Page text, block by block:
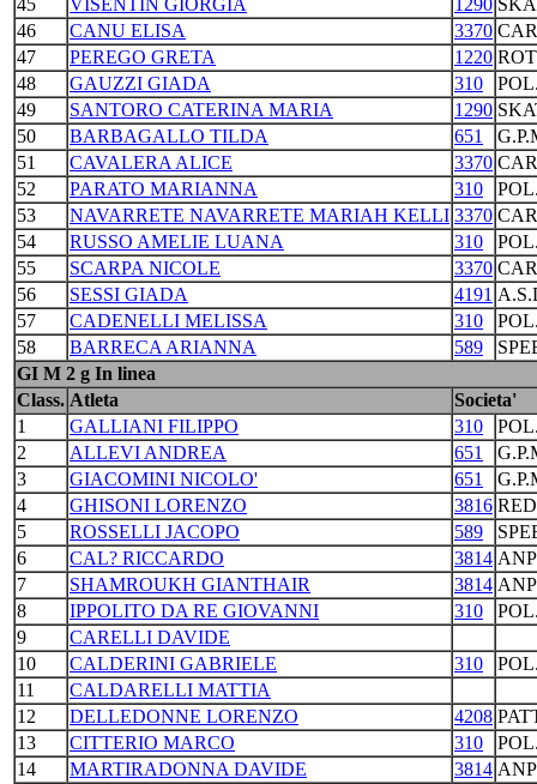
45
VISENTIN GIORGIA 1290
46
CANU ELISA 3370
47
PEREGO GRETA 1220
48
GAUZZI GIADA 310
49
SANTORO CATERINA MARIA 1290
50
BARBAGALLO TILDA 651
51
CAVALERA ALICE 3370
52
PARATO MARIANNA 310
53
NAVARRETE NAVARRETE MARIAH KELLI 3370
54
RUSSO AMELIE LUANA 310
55
SCARPA NICOLE 3370
56
SESSI GIADA 4191
57
CADENELLI MELISSA 310
58
BARRECA ARIANNA 589
GI M 2 g In linea
Class. Atleta
Societa'
1
GALLIANI FILIPPO 310
2
ALLEVI ANDREA 651
3
GIACOMINI NICOLO' 651
4
GHISONI LORENZO 3816
5
ROSSELLI JACOPO 589
6
CAL? RICCARDO 3814
7
SHAMROUKH GIANTHAIR 3814
8
IPPOLITO DA RE GIOVANNI 310
9
CARELLI DAVIDE
10
CALDERINI GABRIELE 310
11
CALDARELLI MATTIA
12
DELLEDONNE LORENZO 4208
13
CITTERIO MARCO 310
14
MARTIRADONNA DAVIDE 3814